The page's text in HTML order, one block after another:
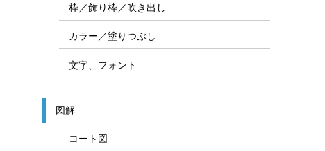
枠／飾り枠／吹き出し
カラー／塗りつぶし
文字、フォント
図解
コート図